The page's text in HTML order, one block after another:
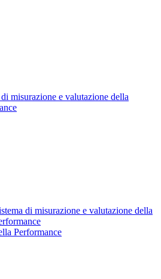
di misurazione e valutazione della
di misurazione e valutazione della
Performance